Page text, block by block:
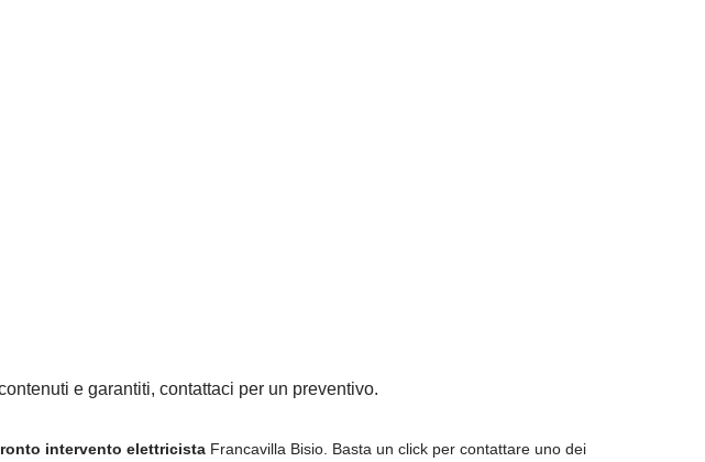
e garantiti, contattaci per un preventivo.
intervento elettricista Francavilla Bisio. Basta un click per contattare uno dei